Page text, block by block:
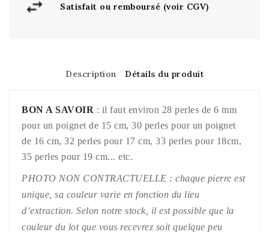
Satisfait ou remboursé (voir CGV)
Description Détails du produit
BON A SAVOIR : il faut environ 28 perles de 6 mm
pour un poignet de 15 cm, 30 perles pour un poignet
de 16 cm, 32 perles pour 17 cm, 33 perles pour 18cm,
35 perles pour 19 cm... etc.
PHOTO NON CONTRACTUELLE : chaque pierre est
unique, sa couleur varie en fonction du lieu
d’extraction. Selon notre stock, il est possible que la
couleur du lot que vous recevrez soit quelque peu